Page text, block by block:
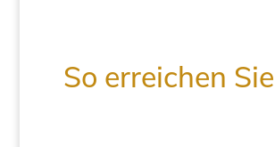
So erreichen